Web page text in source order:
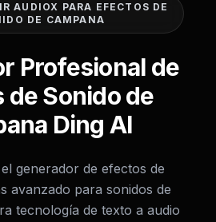
AUDIOX PARA EFECTOS DE
DE CAMPANA
Profesional de
de Sonido de
Ding AI
generador de efectos de
avanzado para sonidos de
tecnología de texto a audio